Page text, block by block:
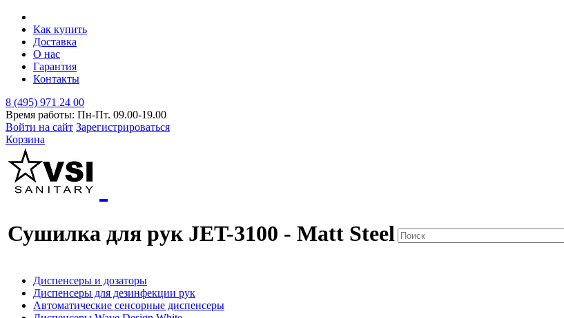
Как купить
Доставка
О нас
Гарантия
Контакты
8 (495) 971 24 00
Время работы: Пн-Пт. 09.00-19.00
Войти на сайт Зарегистрироваться
Корзина
Сушилка для рук JET-3100 - Matt Steel
Диспенсеры и дозаторы
Диспенсеры для дезинфекции рук
Автоматические сенсорные диспенсеры